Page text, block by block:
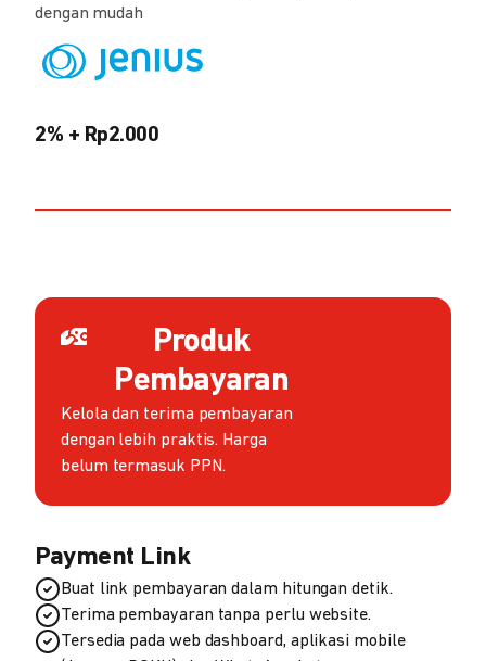
dengan mudah
2% + Rp2.000
Produk
Pembayaran
Kelola dan terima pembayaran
dengan lebih praktis. Harga
belum termasuk PPN.
Payment Link
Buat link pembayaran dalam hitungan detik.
Terima pembayaran tanpa perlu website.
Tersedia pada web dashboard, aplikasi mobile